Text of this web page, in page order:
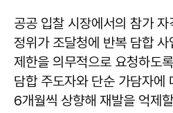
공공 입찰 시장에서의 참가
정위가 조달청에 반복 담합
제한을 의무적으로 요청하도
담합 주도자와 단순 가담자에
6개월씩 상향해 재발을 억제